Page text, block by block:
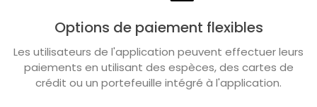
Options de paiement flexibles
Les utilisateurs de l'application peuvent effectuer leurs
paiements en utilisant des espèces, des cartes de
crédit ou un portefeuille intégré à l'application.